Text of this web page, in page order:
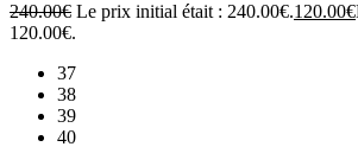
240.00€ Le prix initial était : 240.00€.120.00€
120.00€.
37
38
39
40